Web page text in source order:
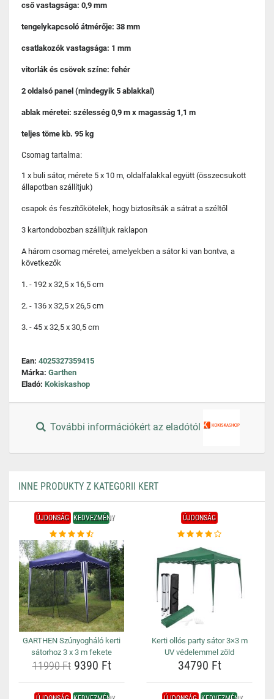
cső vastagsága: 0,9 mm
tengelykapcsoló átmérője: 38 mm
csatlakozók vastagsága: 1 mm
vitorlák és csövek színe: fehér
2 oldalsó panel (mindegyik 5 ablakkal)
ablak méretei: szélesség 0,9 m x magasság 1,1 m
teljes töme kb. 95 kg
Csomag tartalma:
1 x buli sátor, mérete 5 x 10 m, oldalfalakkal együtt (összecsukott
állapotban szállítjuk)
csapok és feszítőkötelek, hogy biztosítsák a sátrat a széltől
3 kartondobozban szállítjuk raklapon
A három csomag méretei, amelyekben a sátor ki van bontva, a
következők
1. - 192 x 32,5 x 16,5 cm
2. - 136 x 32,5 x 26,5 cm
3. - 45 x 32,5 x 30,5 cm
Ean: 4025327359415
Márka: Garthen
Eladó: Kokiskashop
További információkért az eladótól
INNE PRODUKTY Z KATEGORII KERT
ÚJDONSÁG KEDVEZMÉNY
GARTHEN Szúnyogháló kerti
sátorhoz 3 x 3 m fekete
11990 Ft9390 Ft
ÚJDONSÁG
Kerti ollós party sátor 3×3 m
UV védelemmel zöld
34790 Ft